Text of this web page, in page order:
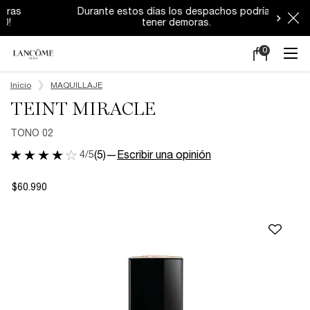
Durante estos días los despachos podrían
tener demoras.
Mi
0
0 producto
Inicio
MAQUILLAJE
TEINT MIRACLE
TONO 02
4/5(5)— Escribir una opinión
$60.990